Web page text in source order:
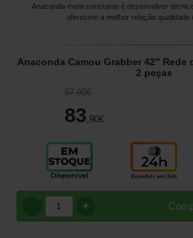
Anaconda meta constante é desenvolver
oferecem a melhor relação qualidade
Anaconda Camou Grabber 42" Rede
2 peças
87,90€
83 ,90€
+